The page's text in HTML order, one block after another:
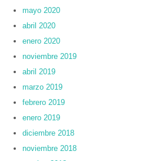
mayo 2020
abril 2020
enero 2020
noviembre 2019
abril 2019
marzo 2019
febrero 2019
enero 2019
diciembre 2018
noviembre 2018